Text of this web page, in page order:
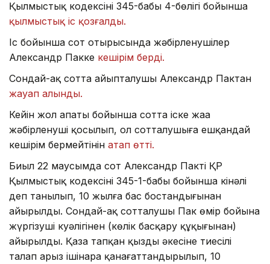
Қылмыстық кодексінің 345-бабы 4-бөлігі бойынша
қылмыстық іс қозғалды.
Іс бойынша сот отырысында жәбірленушілер
Александр Пакке кешірім берді.
Сондай-ақ сотта айыпталушы Александр Пактан
жауап алынды.
Кейін жол апаты бойынша сотта іске жаңа
жәбірленуші қосылып, ол сотталушыға ешқандай
кешірім бермейтінін атап өтті.
Биыл 22 маусымда сот Александр Пакті ҚР
Қылмыстық кодексінің 345-1-бабы бойынша кінәлі
деп танылып, 10 жылға бас бостандығынан
айырылды⁠. Сондай-ақ сотталушы Пак өмір бойына
жүргізуші куәлігінен (көлік басқару құқығынан)
айырылды. Қаза тапқан қыздың әкесіне тиесілі
талап арыз ішінара қанағаттандырылып, 10